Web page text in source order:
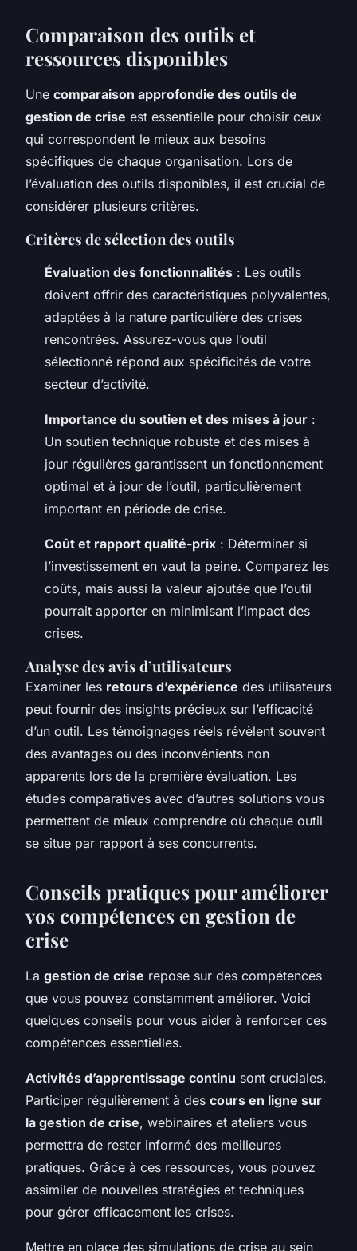
Comparaison des outils et
ressources disponibles
Une comparaison approfondie des outils de
gestion de crise est essentielle pour choisir ceux
qui correspondent le mieux aux besoins
spécifiques de chaque organisation. Lors de
l’évaluation des outils disponibles, il est crucial de
considérer plusieurs critères.
Critères de sélection des outils
Évaluation des fonctionnalités : Les outils
doivent offrir des caractéristiques polyvalentes,
adaptées à la nature particulière des crises
rencontrées. Assurez-vous que l’outil
sélectionné répond aux spécificités de votre
secteur d’activité.
Importance du soutien et des mises à jour :
Un soutien technique robuste et des mises à
jour régulières garantissent un fonctionnement
optimal et à jour de l’outil, particulièrement
important en période de crise.
Coût et rapport qualité-prix : Déterminer si
l’investissement en vaut la peine. Comparez les
coûts, mais aussi la valeur ajoutée que l’outil
pourrait apporter en minimisant l’impact des
crises.
Analyse des avis d’utilisateurs
Examiner les retours d’expérience des utilisateurs
peut fournir des insights précieux sur l’efficacité
d’un outil. Les témoignages réels révèlent souvent
des avantages ou des inconvénients non
apparents lors de la première évaluation. Les
études comparatives avec d’autres solutions vous
permettent de mieux comprendre où chaque outil
se situe par rapport à ses concurrents.
Conseils pratiques pour améliorer
vos compétences en gestion de
crise
La gestion de crise repose sur des compétences
que vous pouvez constamment améliorer. Voici
quelques conseils pour vous aider à renforcer ces
compétences essentielles.
Activités d’apprentissage continu sont cruciales.
Participer régulièrement à des cours en ligne sur
la gestion de crise, webinaires et ateliers vous
permettra de rester informé des meilleures
pratiques. Grâce à ces ressources, vous pouvez
assimiler de nouvelles stratégies et techniques
pour gérer efficacement les crises.
Mettre en place des simulations de crise au sein